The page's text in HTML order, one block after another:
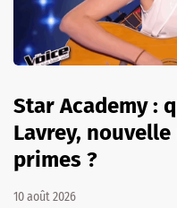
Star Academy :
Lavrey,
primes ?
10 août 2026